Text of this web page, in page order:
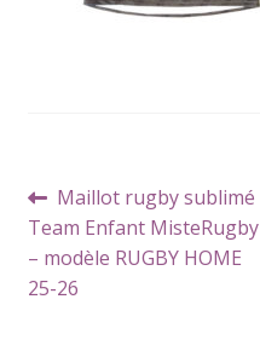
Navigation
de
l’article
Article
précédent :
Maillot rugby sublimé
Team Enfant MisteRugby
– modèle RUGBY HOME
25-26